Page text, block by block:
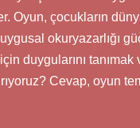
çocukların
okuryazarlığı
duygularını tanımak
Cevap, oyun